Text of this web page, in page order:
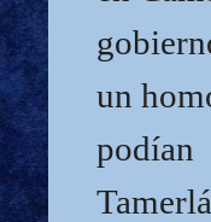
un